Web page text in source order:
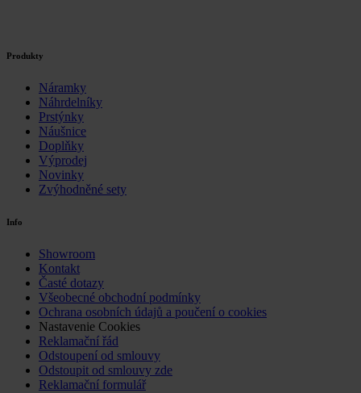
Produkty
Náramky
Náhrdelníky
Prstýnky
Náušnice
Doplňky
Výprodej
Novinky
Zvýhodněné sety
Info
Showroom
Kontakt
Časté dotazy
Všeobecné obchodní podmínky
Ochrana osobních údajů a poučení o cookies
Nastavenie Cookies
Reklamační řád
Odstoupení od smlouvy
Odstoupit od smlouvy zde
Reklamační formulář